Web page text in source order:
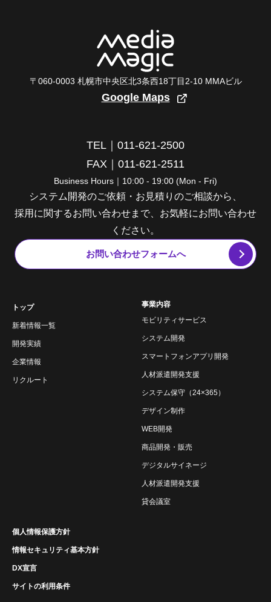
〒060-0003 札幌市中央区北3条西18丁目2-10 MMAビル
Google Maps
TEL｜011-621-2500
FAX｜011-621-2511
Business Hours｜10:00 - 19:00 (Mon - Fri)
システム開発のご依頼・お見積りのご相談から、
採用に関するお問い合わせまで、お気軽にお問い合わせ
ください。
お問い合わせフォームへ
トップ
新着情報一覧
開発実績
企業情報
リクルート
事業内容
モビリティサービス
システム開発
スマートフォンアプリ開発
人材派遣開発支援
システム保守（24×365）
デザイン制作
WEB開発
商品開発・販売
デジタルサイネージ
人材派遣開発支援
貸会議室
個人情報保護方針
情報セキュリティ基本方針
DX宣言
サイトの利用条件